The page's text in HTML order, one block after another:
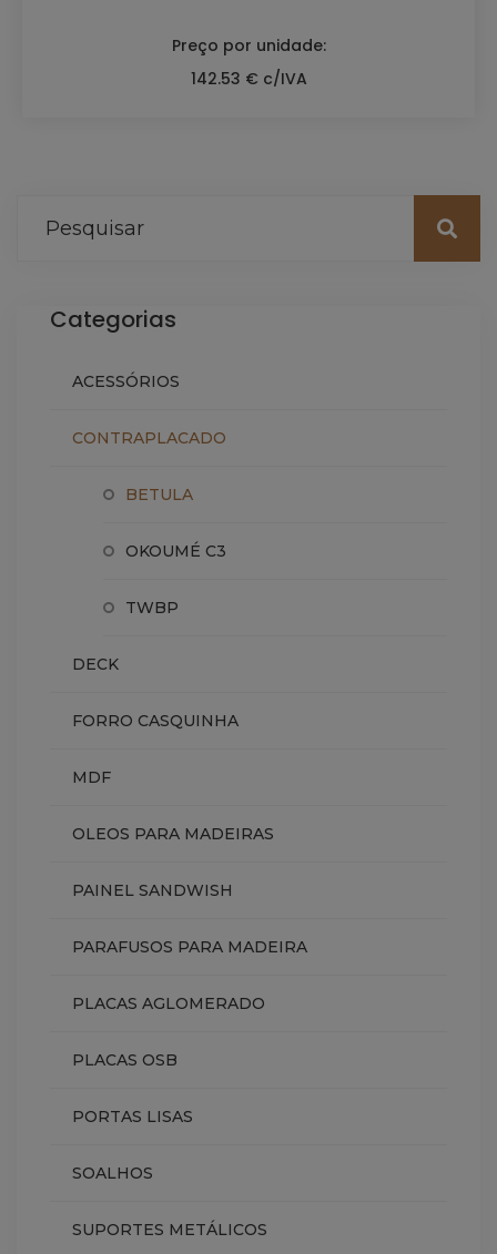
Preço por unidade:
142.53 € c/IVA
Categorias
ACESSÓRIOS
CONTRAPLACADO
BETULA
OKOUMÉ C3
TWBP
DECK
FORRO CASQUINHA
MDF
OLEOS PARA MADEIRAS
PAINEL SANDWISH
PARAFUSOS PARA MADEIRA
PLACAS AGLOMERADO
PLACAS OSB
PORTAS LISAS
SOALHOS
SUPORTES METÁLICOS